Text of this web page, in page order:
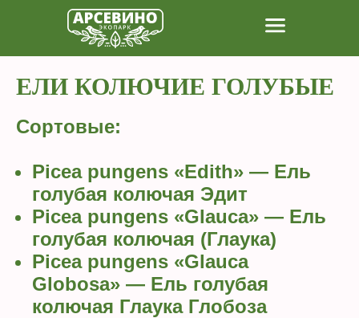
ЕЛИ КОЛЮЧИЕ ГОЛУБЫЕ
Сортовые:
Picea pungens «Edith» — Ель
голубая колючая Эдит
Picea pungens «Glauca» — Ель
голубая колючая (Глаука)
Picea pungens «Glauca
Globosa» — Ель голубая
колючая Глаука Глобоза